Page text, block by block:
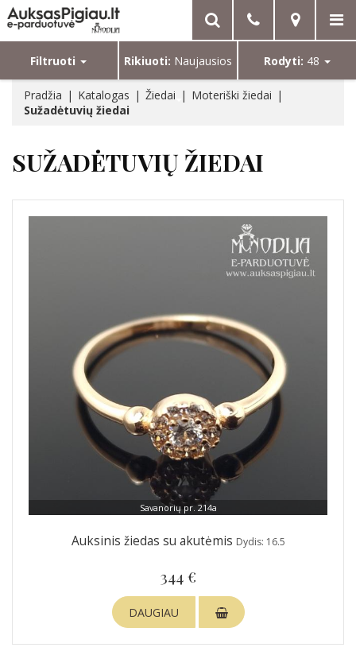
Filtruoti Rikiuoti: Naujausios Rodyti: 48
Pradžia Katalogas Žiedai
Moteriški žiedai
Sužadėtuvių žiedai
SUŽADĖTUVIŲ ŽIEDAI
Savanorių pr. 214a
Auksinis žiedas su akutėmis Dydis: 16.5
344 €
DAUGIAU